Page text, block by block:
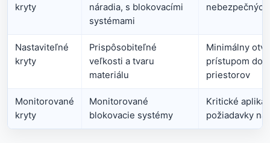
kryty
náradia, s blokovacími
systémami
Nastaviteľné
kryty
Prispôsobiteľné
veľkosti a tvaru
materiálu
Minimálny
prístupom do
priestorov
Monitorované
kryty
Monitorované
blokovacie systémy
Kritické
požiadavky